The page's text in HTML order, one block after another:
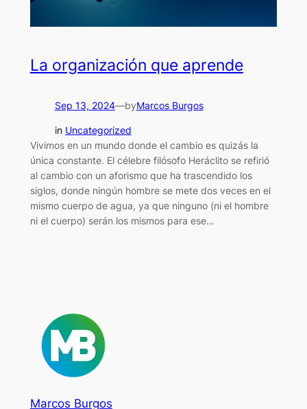
La organización que aprende
Sep 13, 2024—byMarcos Burgos
in Uncategorized
Vivimos en un mundo donde el cambio es quizás la
única constante. El célebre filósofo Heráclito se refirió
al cambio con un aforismo que ha trascendido los
siglos, donde ningún hombre se mete dos veces en el
mismo cuerpo de agua, ya que ninguno (ni el hombre
ni el cuerpo) serán los mismos para ese…
Marcos Burgos